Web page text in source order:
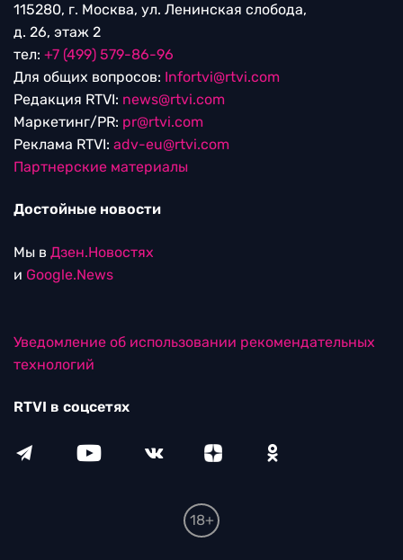
115280, г. Москва, ул. Ленинская слобода,
д. 26, этаж 2
тел: +7 (499) 579-86-96
Для общих вопросов: Infortvi@rtvi.com
Редакция RTVI: news@rtvi.com
Маркетинг/PR: pr@rtvi.com
Реклама RTVI: adv-eu@rtvi.com
Партнерские материалы
Достойные новости
Мы в Дзен.Новостях
и Google.News
Уведомление об использовании рекомендательных
технологий
RTVI в соцсетях
18+